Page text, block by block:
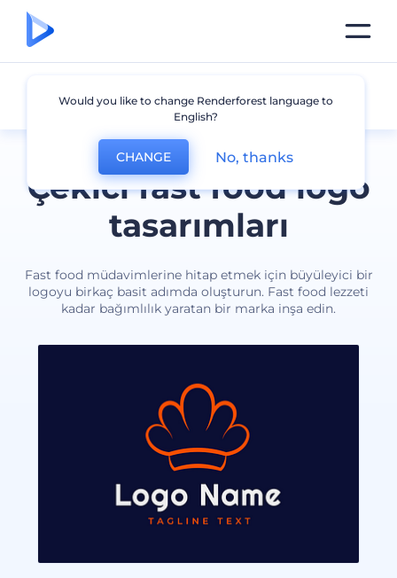
Çekici fast food logo
tasarımları
Fast food müdavimlerine hitap etmek için büyüleyici bir
logoyu birkaç basit adımda oluşturun. Fast food lezzeti
kadar bağımlılık yaratan bir marka inşa edin.
Fast Food
Would you like to change Renderforest language to
English?
CHANGE No, thanks